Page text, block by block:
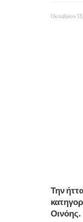
Οκτωβρίου
Την
Οινόης.